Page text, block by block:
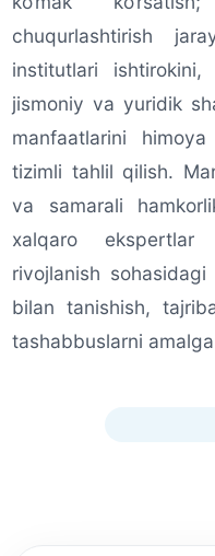
chuqurlashtirish
institutlari
jismoniy va yuridik
manfaatlarini
tizimli tahlil qilish.
va samarali
xalqaro
rivojlanish
bilan tanishish,
tashabbuslarni